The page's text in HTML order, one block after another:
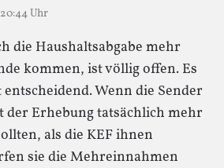
Uhr
die Haushaltsabgabe mehr
kommen, ist völlig offen. Es
Wenn die Sender
der Erhebung tatsächlich mehr
als die KEF ihnen
sie die Mehreinnahmen